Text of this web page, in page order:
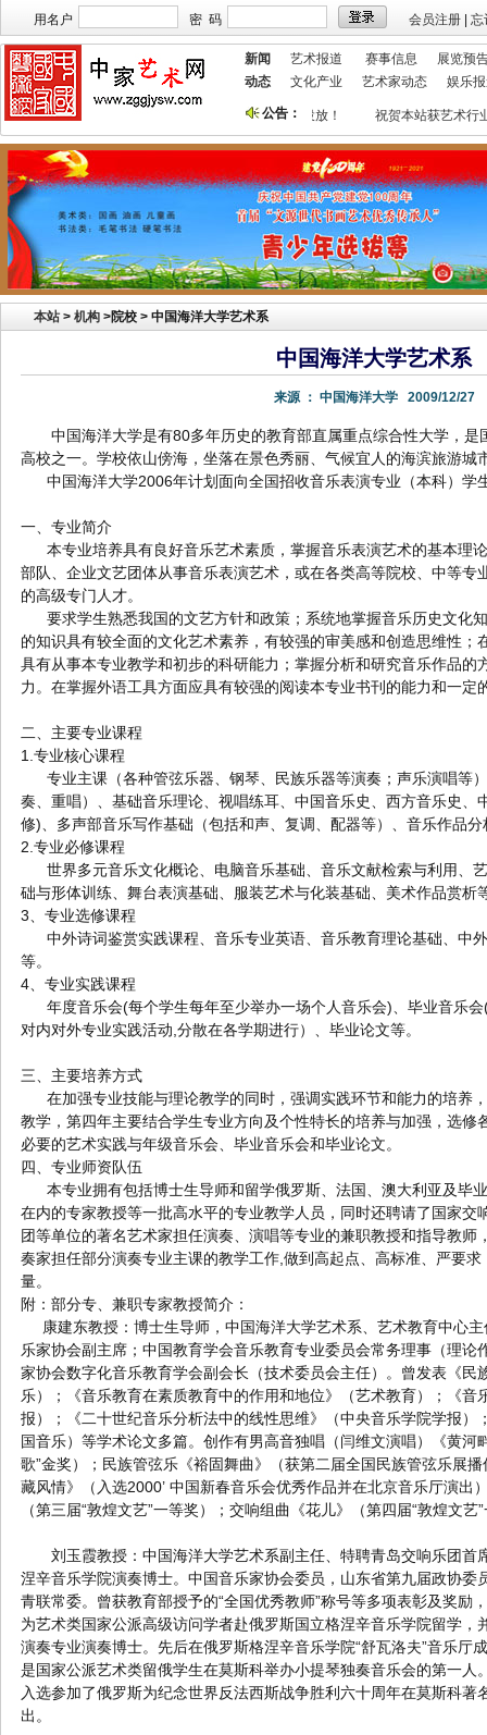
用名户 密 码 会员注册 忘
新闻 艺术报道 赛事信息
展览预
动态
文化产业 艺术家动态 娱乐
公告：
本站欢迎艺术家宣传投放！ 祝贺本站获艺术行
本站 > 机构 >院校 > 中国海洋大学艺术系
中国海洋大学艺术系
来源 ： 中国海洋大学 2009/12/27
中国海洋大学是有80多年历史的教育部直属重点综合性大学，是
高校之一。学校依山傍海，坐落在景色秀丽、气候宜人的海滨旅游
中国海洋大学2006年计划面向全国招收音乐表演专业（本科）学
一、专业简介
本专业培养具有良好音乐艺术素质，掌握音乐表演艺术的基本理
部队、企业文艺团体从事音乐表演艺术，或在各类高等院校、中等专
的高级专门人才。
要求学生熟悉我国的文艺方针和政策；系统地掌握音乐历史文化
的知识具有较全面的文化艺术素养，有较强的审美感和创造思维性；
具有从事本专业教学和初步的科研能力；掌握分析和研究音乐作品的
力。在掌握外语工具方面应具有较强的阅读本专业书刊的能力和一
二、主要专业课程
1.专业核心课程
专业主课（各种管弦乐器、钢琴、民族乐器等演奏；声乐演唱等
奏、重唱）、基础音乐理论、视唱练耳、中国音乐史、西方音乐史、
修)、多声部音乐写作基础（包括和声、复调、配器等）、音乐作品
2.专业必修课程
世界多元音乐文化概论、电脑音乐基础、音乐文献检索与利用、
础与形体训练、舞台表演基础、服装艺术与化装基础、美术作品赏析
3、专业选修课程
中外诗词鉴赏实践课程、音乐专业英语、音乐教育理论基础、中
等。
4、专业实践课程
年度音乐会(每个学生每年至少举办一场个人音乐会)、毕业音乐会
对内对外专业实践活动,分散在各学期进行）、毕业论文等。
三、主要培养方式
在加强专业技能与理论教学的同时，强调实践环节和能力的培养
教学，第四年主要结合学生专业方向及个性特长的培养与加强，选修
必要的艺术实践与年级音乐会、毕业音乐会和毕业论文。
四、专业师资队伍
本专业拥有包括博士生导师和留学俄罗斯、法国、澳大利亚及毕
在内的专家教授等一批高水平的专业教学人员，同时还聘请了国家交
团等单位的著名艺术家担任演奏、演唱等专业的兼职教授和指导教师
奏家担任部分演奏专业主课的教学工作,做到高起点、高标准、严要
量。
附：部分专、兼职专家教授简介：
康建东教授：博士生导师，中国海洋大学艺术系、艺术教育中心
乐家协会副主席；中国教育学会音乐教育专业委员会常务理事（理论
家协会数字化音乐教育学会副会长（技术委员会主任）。曾发表《民
乐）；《音乐教育在素质教育中的作用和地位》（艺术教育）；《音
报）；《二十世纪音乐分析法中的线性思维》（中央音乐学院学报）
国音乐）等学术论文多篇。创作有男高音独唱（闫维文演唱）《黄河
歌”金奖）；民族管弦乐《裕固舞曲》（获第二届全国民族管弦乐展
藏风情》（入选2000’ 中国新春音乐会优秀作品并在北京音乐厅演出
（第三届“敦煌文艺”一等奖）；交响组曲《花儿》（第四届“敦煌文
刘玉霞教授：中国海洋大学艺术系副主任、特聘青岛交响乐团首
涅辛音乐学院演奏博士。中国音乐家协会委员，山东省第九届政协委
青联常委。曾获教育部授予的“全国优秀教师”称号等多项表彰及奖励
为艺术类国家公派高级访问学者赴俄罗斯国立格涅辛音乐学院留学
演奏专业演奏博士。先后在俄罗斯格涅辛音乐学院“舒瓦洛夫”音乐厅
是国家公派艺术类留俄学生在莫斯科举办小提琴独奏音乐会的第一人
入选参加了俄罗斯为纪念世界反法西斯战争胜利六十周年在莫斯科著
出。